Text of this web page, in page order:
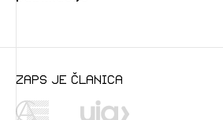
zaps je članica